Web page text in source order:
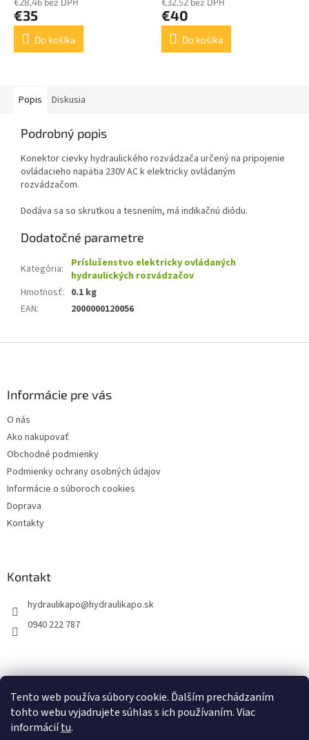
Tento web používa súbory cookie. Ďalším prechádzaním
tohto webu vyjadrujete súhlas s ich používaním. Viac
informáciítu.
€35
Do košíka
€40
Do košíka
Popis Diskusia
Podrobný popis
Konektor cievky hydraulického rozvádzača určený na pripojenie
ovládacieho napätia 230V AC k elektricky ovládaným
rozvádzačom.
Dodáva sa so skrutkou a tesnením, má indikačnú diódu.
Dodatočné parametre
Kategória:
Príslušenstvo elektricky ovládaných
hydraulických rozvádzačov
Hmotnosť: 0.1 kg
EAN: 2000000120056
Informácie pre vás
O nás
Ako nakupovať
Obchodné podmienky
Podmienky ochrany osobných údajov
Informácie o súboroch cookies
Doprava
Kontakty
Kontakt
hydraulikapo@hydraulikapo.sk
0940 222 787